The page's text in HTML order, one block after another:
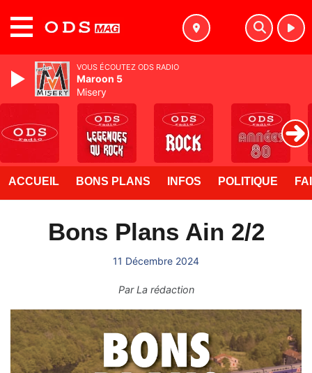
ACCUEIL BONS PLANS INFOS POLITIQUE
Bons Plans Ain 2/2
11 Décembre 2024
ParLa rédaction
VOUS ÉCOUTEZ ODS RADIO
Maroon 5
Misery